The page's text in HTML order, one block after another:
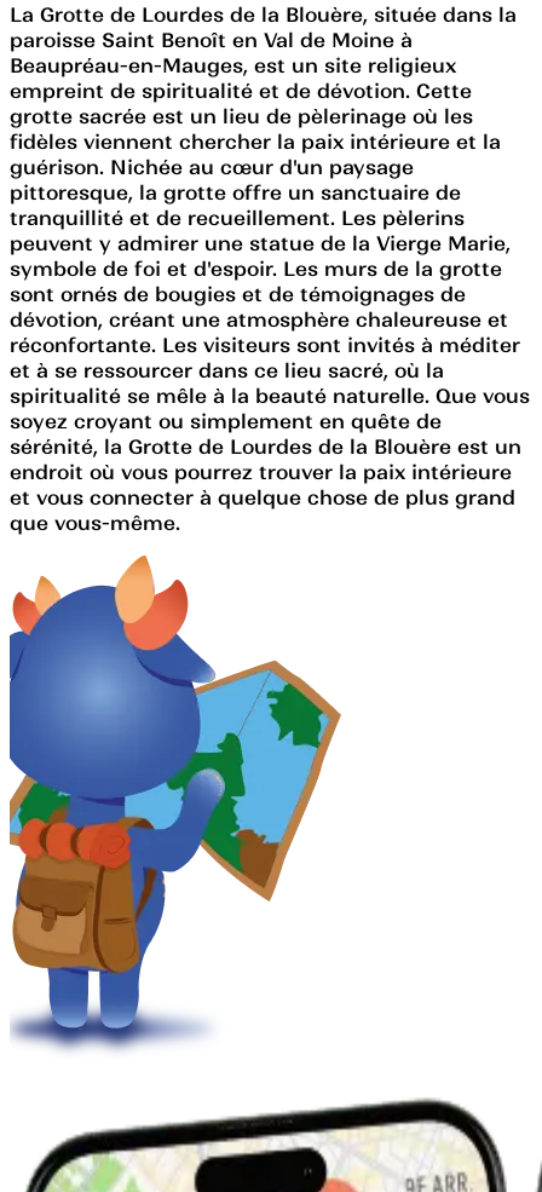
La Grotte de Lourdes de la Blouère, située dans la
paroisse Saint Benoît en Val de Moine à
Beaupréau-en-Mauges, est un site religieux
empreint de spiritualité et de dévotion. Cette
grotte sacrée est un lieu de pèlerinage où les
fidèles viennent chercher la paix intérieure et la
guérison. Nichée au cœur d'un paysage
pittoresque, la grotte offre un sanctuaire de
tranquillité et de recueillement. Les pèlerins
peuvent y admirer une statue de la Vierge Marie,
symbole de foi et d'espoir. Les murs de la grotte
sont ornés de bougies et de témoignages de
dévotion, créant une atmosphère chaleureuse et
réconfortante. Les visiteurs sont invités à méditer
et à se ressourcer dans ce lieu sacré, où la
spiritualité se mêle à la beauté naturelle. Que vous
soyez croyant ou simplement en quête de
sérénité, la Grotte de Lourdes de la Blouère est un
endroit où vous pourrez trouver la paix intérieure
et vous connecter à quelque chose de plus grand
que vous-même.